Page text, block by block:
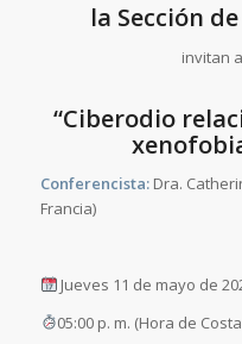
la Sección
invitan
“Ciberodio
Conferencista:Dra.
Francia)
Jueves 11 de mayo de
05:00 p. m. (Hora de